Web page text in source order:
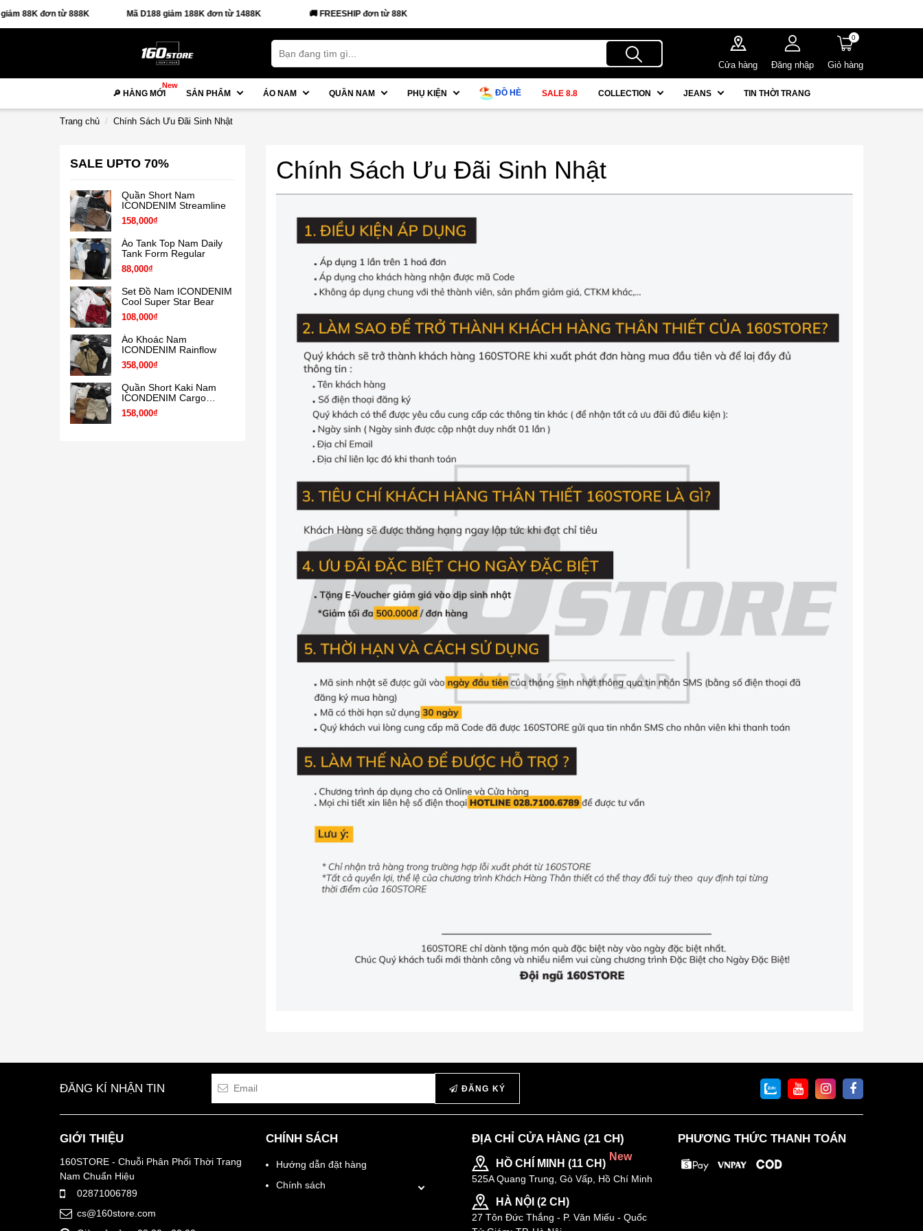
đơn từ 888K Mã D188 giảm 188K đơn từ 1488K 🚚 FREESHIP đơn từ 88K
Cửa hàng Đăng nhập
0
Giỏ hàng
🔎 HÀNG MỚI
New
SẢN PHẨM ÁO NAM QUẦN NAM PHỤ KIỆN ĐỒ HÈ SALE 8.8 COLLECTION JEANS TIN THỜI TRANG
Trang chủ Chính Sách Ưu Đãi Sinh Nhật
SALE UPTO 70%
Quần Short Nam
ICONDENIM Streamline
158,000₫
Áo Tank Top Nam Daily
Tank Form Regular
88,000₫
Set Đồ Nam ICONDENIM
Cool Super Star Bear
108,000₫
Áo Khoác Nam
ICONDENIM Rainflow
358,000₫
Quần Short Kaki Nam
ICONDENIM Cargo
Garment Dye
158,000₫
Chính Sách Ưu Đãi Sinh Nhật
ĐĂNG KÍ NHẬN TIN ĐĂNG KÝ
GIỚI THIỆU
160STORE - Chuỗi Phân Phối Thời Trang
Nam Chuẩn Hiệu
02871006789
cs@160store.com
CHÍNH SÁCH
Hướng dẫn đặt hàng
Chính sách
ĐỊA CHỈ CỬA HÀNG (21 CH)
HỒ CHÍ MINH (11 CH)
New
525A Quang Trung, Gò Vấp, Hồ Chí Minh
HÀ NỘI (2 CH)
27 Tôn Đức Thắng - P. Văn Miếu - Quốc
PHƯƠNG THỨC THANH TOÁN